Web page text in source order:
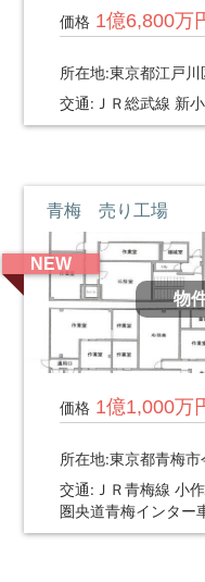
価格1億6,800万
所在地:東京都江戸
交通:ＪＲ総武線 新
青梅 売り工場
NEW
物
価格1億1,000万
所在地:東京都青梅
交通:ＪＲ青梅線 小
圏央道青梅インター